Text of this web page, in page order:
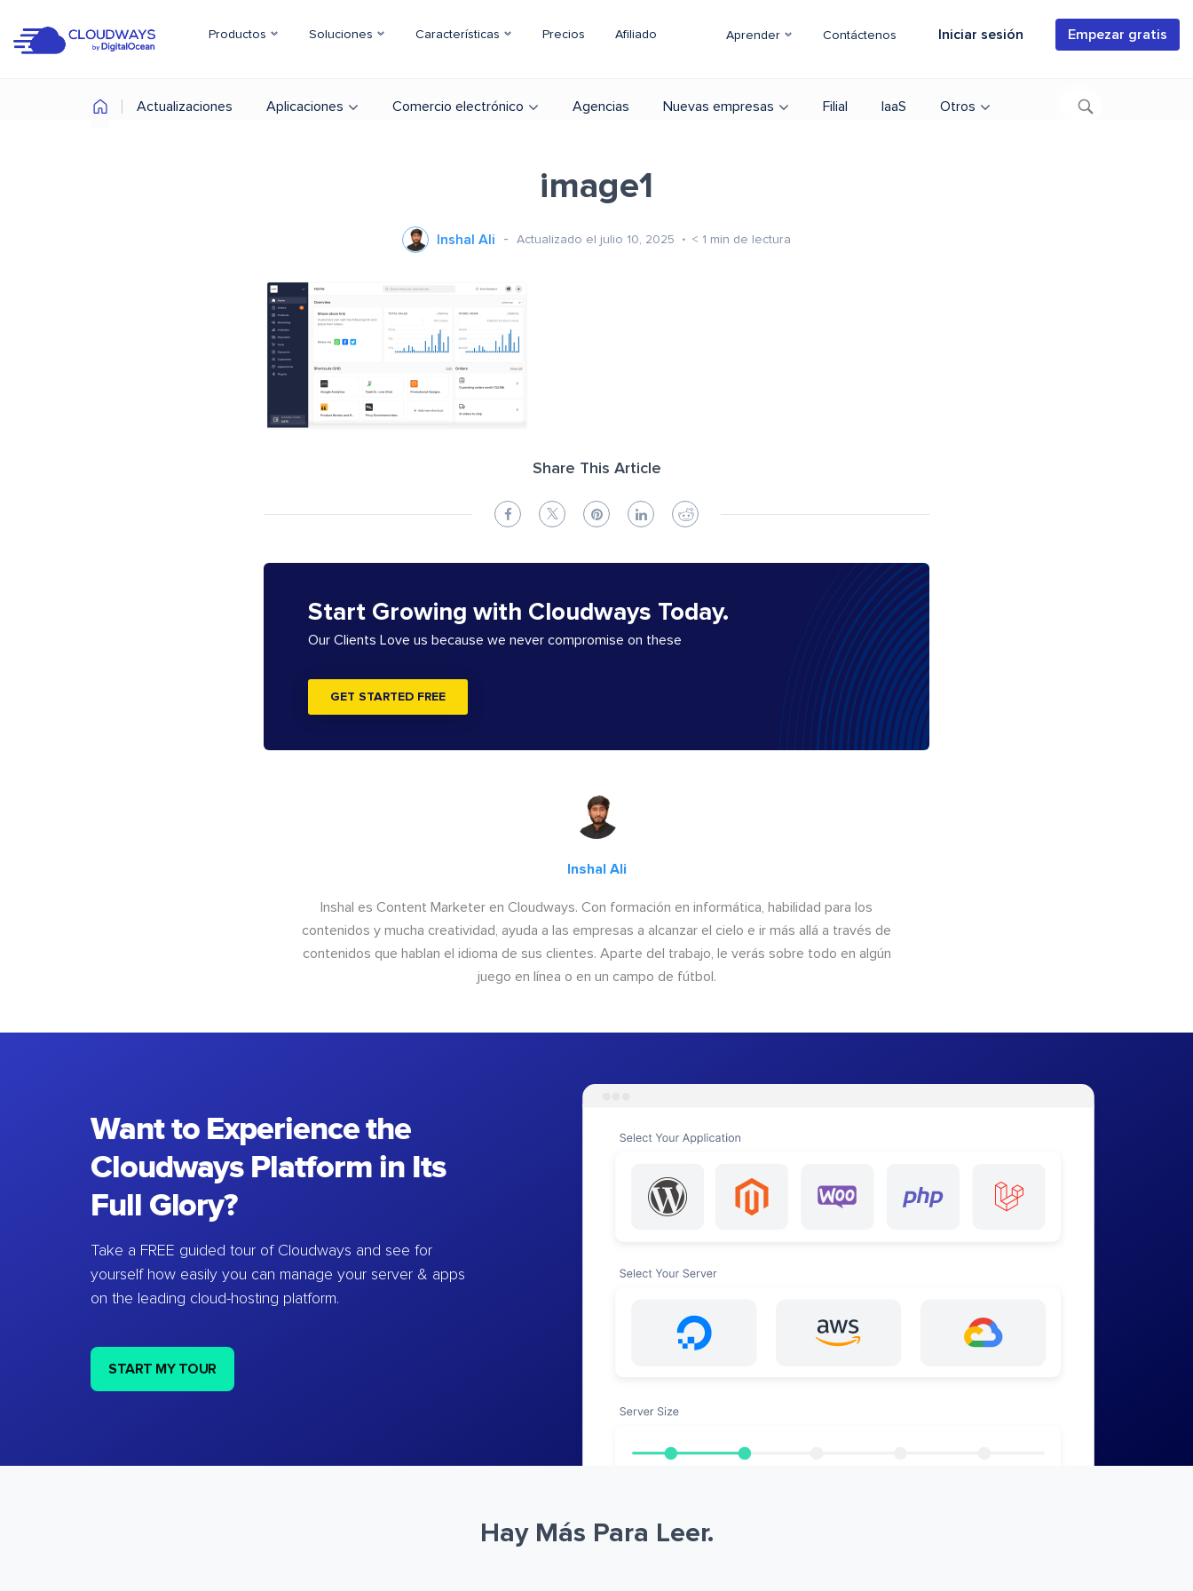
Productos Soluciones Características Precios Afiliado Aprender Contáctenos Iniciar sesión Empezar gratis
Actualizaciones Aplicaciones Comercio electrónico Agencias Nuevas empresas Filial IaaS Otros
image1
Inshal Ali Actualizado el julio 10, 2025 < 1 min de lectura
Share This Article
Start Growing with Cloudways Today.
Our Clients Love us because we never compromise on these
GET STARTED FREE
Inshal Ali
Inshal es Content Marketer en Cloudways. Con formación en informática, habilidad para los
contenidos y mucha creatividad, ayuda a las empresas a alcanzar el cielo e ir más allá a través de
contenidos que hablan el idioma de sus clientes. Aparte del trabajo, le verás sobre todo en algún
juego en línea o en un campo de fútbol.
Want to Experience the
Cloudways Platform in Its
Full Glory?
Take a FREE guided tour of Cloudways and see for
yourself how easily you can manage your server & apps
on the leading cloud-hosting platform.
START MY TOUR
Hay Más Para Leer.